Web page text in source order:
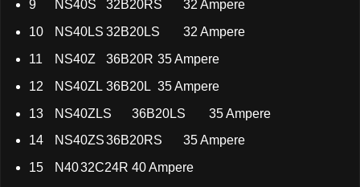
9 NS40S 32B20RS
32 Ampere
10
NS40LS 32B20LS
32 Ampere
11
NS40Z 36B20R 35 Ampere
12
NS40ZL 36B20L 35 Ampere
13
NS40ZLS 36B20LS
35 Ampere
14
NS40ZS36B20RS
35 Ampere
15
N4032C24R 40 Ampere